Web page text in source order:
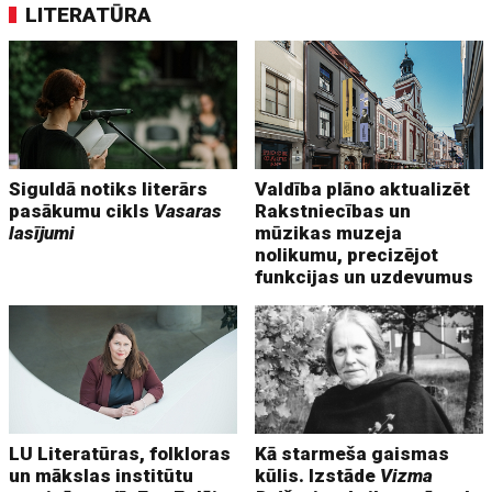
LITERATŪRA
Siguldā notiks literārs
pasākumu cikls Vasaras
lasījumi
Valdība plāno aktualizēt
Rakstniecības un
mūzikas muzeja
nolikumu, precizējot
funkcijas un uzdevumus
LU Literatūras, folkloras
un mākslas institūtu
Kā starmeša gaismas
kūlis. Izstāde Vizma